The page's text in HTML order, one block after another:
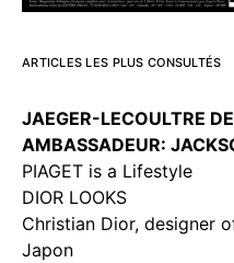
ARTICLES LES PLUS CONSULTÉS
JAEGER-LECOULTRE
AMBASSADEUR:
PIAGET is a Lifestyle
DIOR LOOKS
Christian Dior, designer
Japon